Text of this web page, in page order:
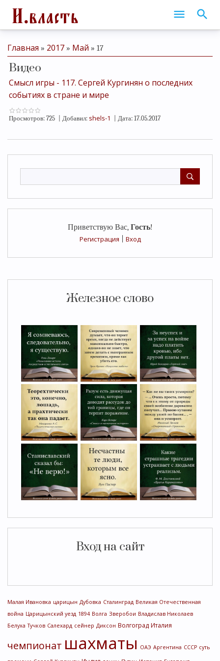
Приветствую Вас, Гость!
Регистрация
Вход
Железное слово
Вход на сайт
Малая Ивановка царицын Дубовка Сталинград Великая Отечественная
война Царицынский уезд 1894 Волга Зверобои Владислав Николаев
Белуха Тучков Салехард сейнер Диксон Волгоград Италия
чемпионат шахматы ОАЭ Аргентина СССР суть
Главная » 2017 » Май » 17
Видео
Смысл игры - 117. Сергей Кургинян о последних
событиях в стране и мире
Просмотров: 725 Добавил: shels-1 Дата: 17.05.2017